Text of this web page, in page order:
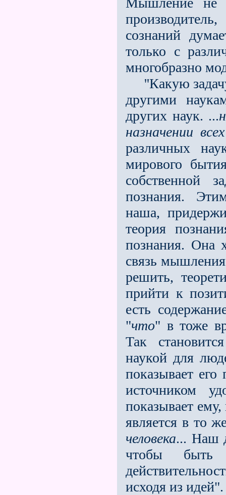
сознаний
только с
многобразно
''Какую
другими
других наук. ...
назначении всех
различных
мирового
собственной
познания.
наша,
теория
познания. Она
связь
решить,
прийти к
есть
"что" в тоже
Так
наукой для
показывает
источником
показывает
является в то
человека... Наш
чтобы
исходя из